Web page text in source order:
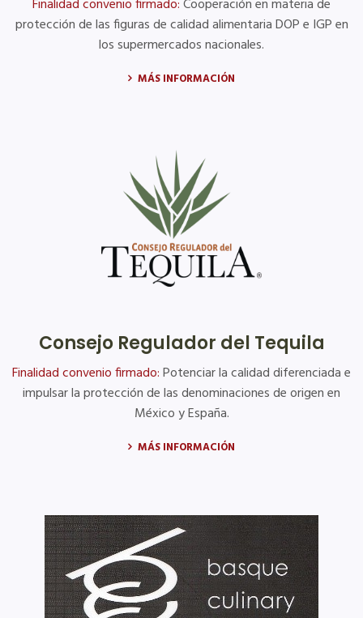
Finalidad convenio firmado:Cooperación en materia de
protección de las figuras de calidad alimentaria DOP e IGP en
los supermercados nacionales.
MÁS INFORMACIÓN
Consejo Regulador del Tequila
Finalidad convenio firmado:Potenciar la calidad diferenciada e
impulsar la protección de las denominaciones de origen en
México y España.
MÁS INFORMACIÓN